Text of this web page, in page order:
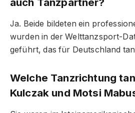
Ja. Beide bildeten ein
wurden in der Welttanzsport-
geführt, das für Deutschland
Welche Tanzrichtung
Kulczak und Motsi